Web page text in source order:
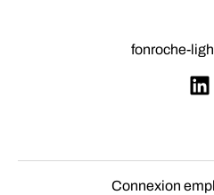
fonroche-
Connexion